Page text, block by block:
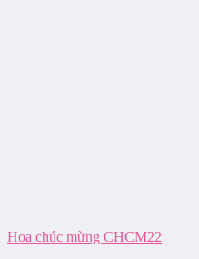
Hoa chúc mừng CHCM22